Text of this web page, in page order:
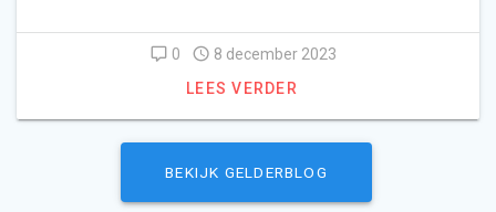
0
8 december 2023
LEES VERDER
BEKIJK GELDERBLOG